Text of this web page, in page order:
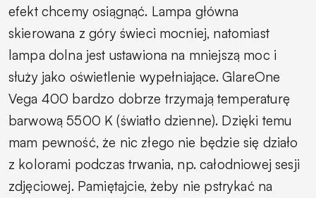
efekt chcemy osiągnąć. Lampa główna
skierowana z góry świeci mocniej, natomiast
lampa dolna jest ustawiona na mniejszą moc i
służy jako oświetlenie wypełniające. GlareOne
Vega 400 bardzo dobrze trzymają temperaturę
barwową 5500 K (światło dzienne). Dzięki temu
mam pewność, że nic złego nie będzie się działo
z kolorami podczas trwania, np. całodniowej sesji
zdjęciowej. Pamiętajcie, żeby nie pstrykać na